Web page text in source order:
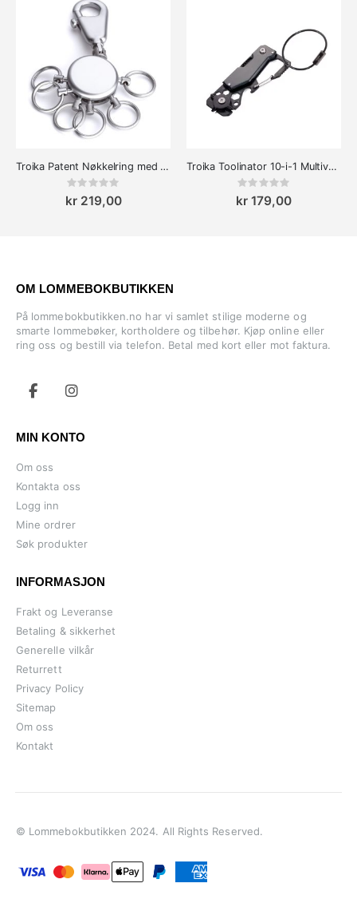
Troika Patent Nøkkelring med Karabinkrok
Rating:
kr 219,00
Troika Toolinator 10-i-1 Multiverktøy Nøkkelring svart
Rating:
kr 179,00
OM LOMMEBOKBUTIKKEN
På lommebokbutikken.no har vi samlet stilige moderne og
smarte lommebøker, kortholdere og tilbehør. Kjøp online eller
ring oss og bestill via telefon. Betal med kort eller mot faktura.
MIN KONTO
Om oss
Kontakta oss
Logg inn
Mine ordrer
Søk produkter
INFORMASJON
Frakt og Leveranse
Betaling & sikkerhet
Generelle vilkår
Returrett
Privacy Policy
Sitemap
Om oss
Kontakt
© Lommebokbutikken 2024. All Rights Reserved.